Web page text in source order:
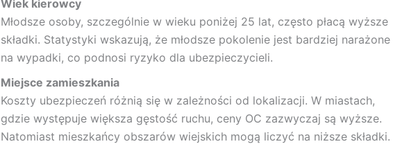
Wiek kierowcy
Młodsze osoby, szczególnie w wieku poniżej 25 lat, często płacą wyższe
składki. Statystyki wskazują, że młodsze pokolenie jest bardziej narażone
na wypadki, co podnosi ryzyko dla ubezpieczycieli.
Miejsce zamieszkania
Koszty ubezpieczeń różnią się w zależności od lokalizacji. W miastach,
gdzie występuje większa gęstość ruchu, ceny OC zazwyczaj są wyższe.
Natomiast mieszkańcy obszarów wiejskich mogą liczyć na niższe składki.